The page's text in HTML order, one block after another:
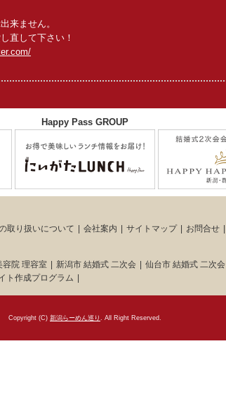
来ません。
直して下さい！
Happy Pass GROUP
取り扱いについて 会社案内 サイトマップ お問合せ
容院 理容室 新潟市 結婚式 二次会 仙台市 結婚式 二次会
ト作成プログラム
Copyright (C) 新潟らーめん巡り . All Right Reserved.